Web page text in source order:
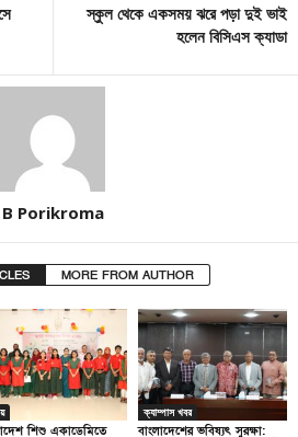
স্কুল থেকে একসময় ঝরে পড়া দুই ভাই
হলেন বিসিএস ক্যাডা
B Porikroma
MORE FROM AUTHOR
শিশু একাডেমিতে
ক্যাম্পাস খবর
বাংলাদেশের ভবিষ্যৎ সুরক্ষা: